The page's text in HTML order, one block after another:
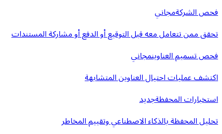
فحص الشركةمجاني
تحقق ممن تتعامل معه قبل التوقيع أو الدفع أو مشاركة المستندات
فحص تسميم العناوينمجاني
اكتشف عمليات احتيال العناوين المتشابهة
استخبارات المحفظةجديد
تحليل المحفظة بالذكاء الاصطناعي وتقييم المخاطر